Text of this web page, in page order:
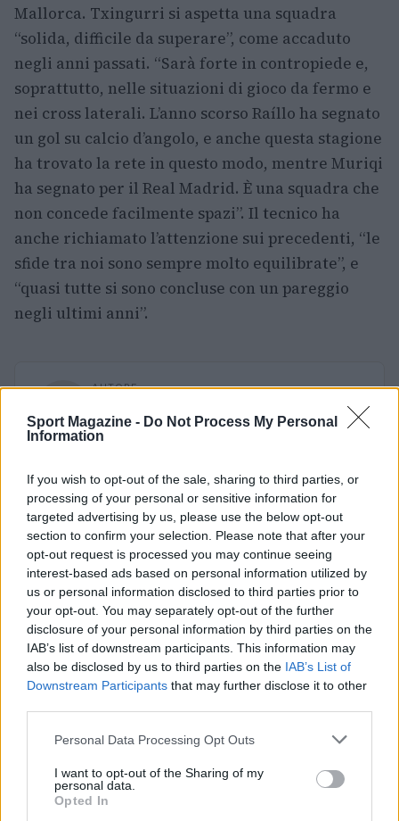
Sport Magazine - Do Not Process My Personal
Information
If you wish to opt-out of the sale, sharing to third parties, or
processing of your personal or sensitive information for
targeted advertising by us, please use the below opt-out
section to confirm your selection. Please note that after your
opt-out request is processed you may continue seeing
interest-based ads based on personal information utilized by
us or personal information disclosed to third parties prior to
your opt-out. You may separately opt-out of the further
disclosure of your personal information by third parties on the
IAB’s list of downstream participants. This information may
also be disclosed by us to third parties on the IAB’s List of
Downstream Participants that may further disclose it to other
Please note that this website/app uses one or more Google
not limited to your visit or usage behaviour. You may click to
grant or deny consent to Google and its third-party tags to
use your data for below specified purposes in below Google
Personal Data Processing Opt Outs
I want to opt-out of the Sharing of my
personal data.
Opted In
Mallorca. Txingurri si aspetta una squadra
“solida, difficile da superare”, come accaduto
negli anni passati. “Sarà forte in contropiede e,
soprattutto, nelle situazioni di gioco da fermo e
nei cross laterali. L’anno scorso Raíllo ha segnato
un gol su calcio d’angolo, e anche questa stagione
ha trovato la rete in questo modo, mentre Muriqi
ha segnato per il Real Madrid. È una squadra che
non concede facilmente spazi”. Il tecnico ha
anche richiamato l’attenzione sui precedenti, “le
sfide tra noi sono sempre molto equilibrate”, e
“quasi tutte si sono concluse con un pareggio
negli ultimi anni”.
AUTORE